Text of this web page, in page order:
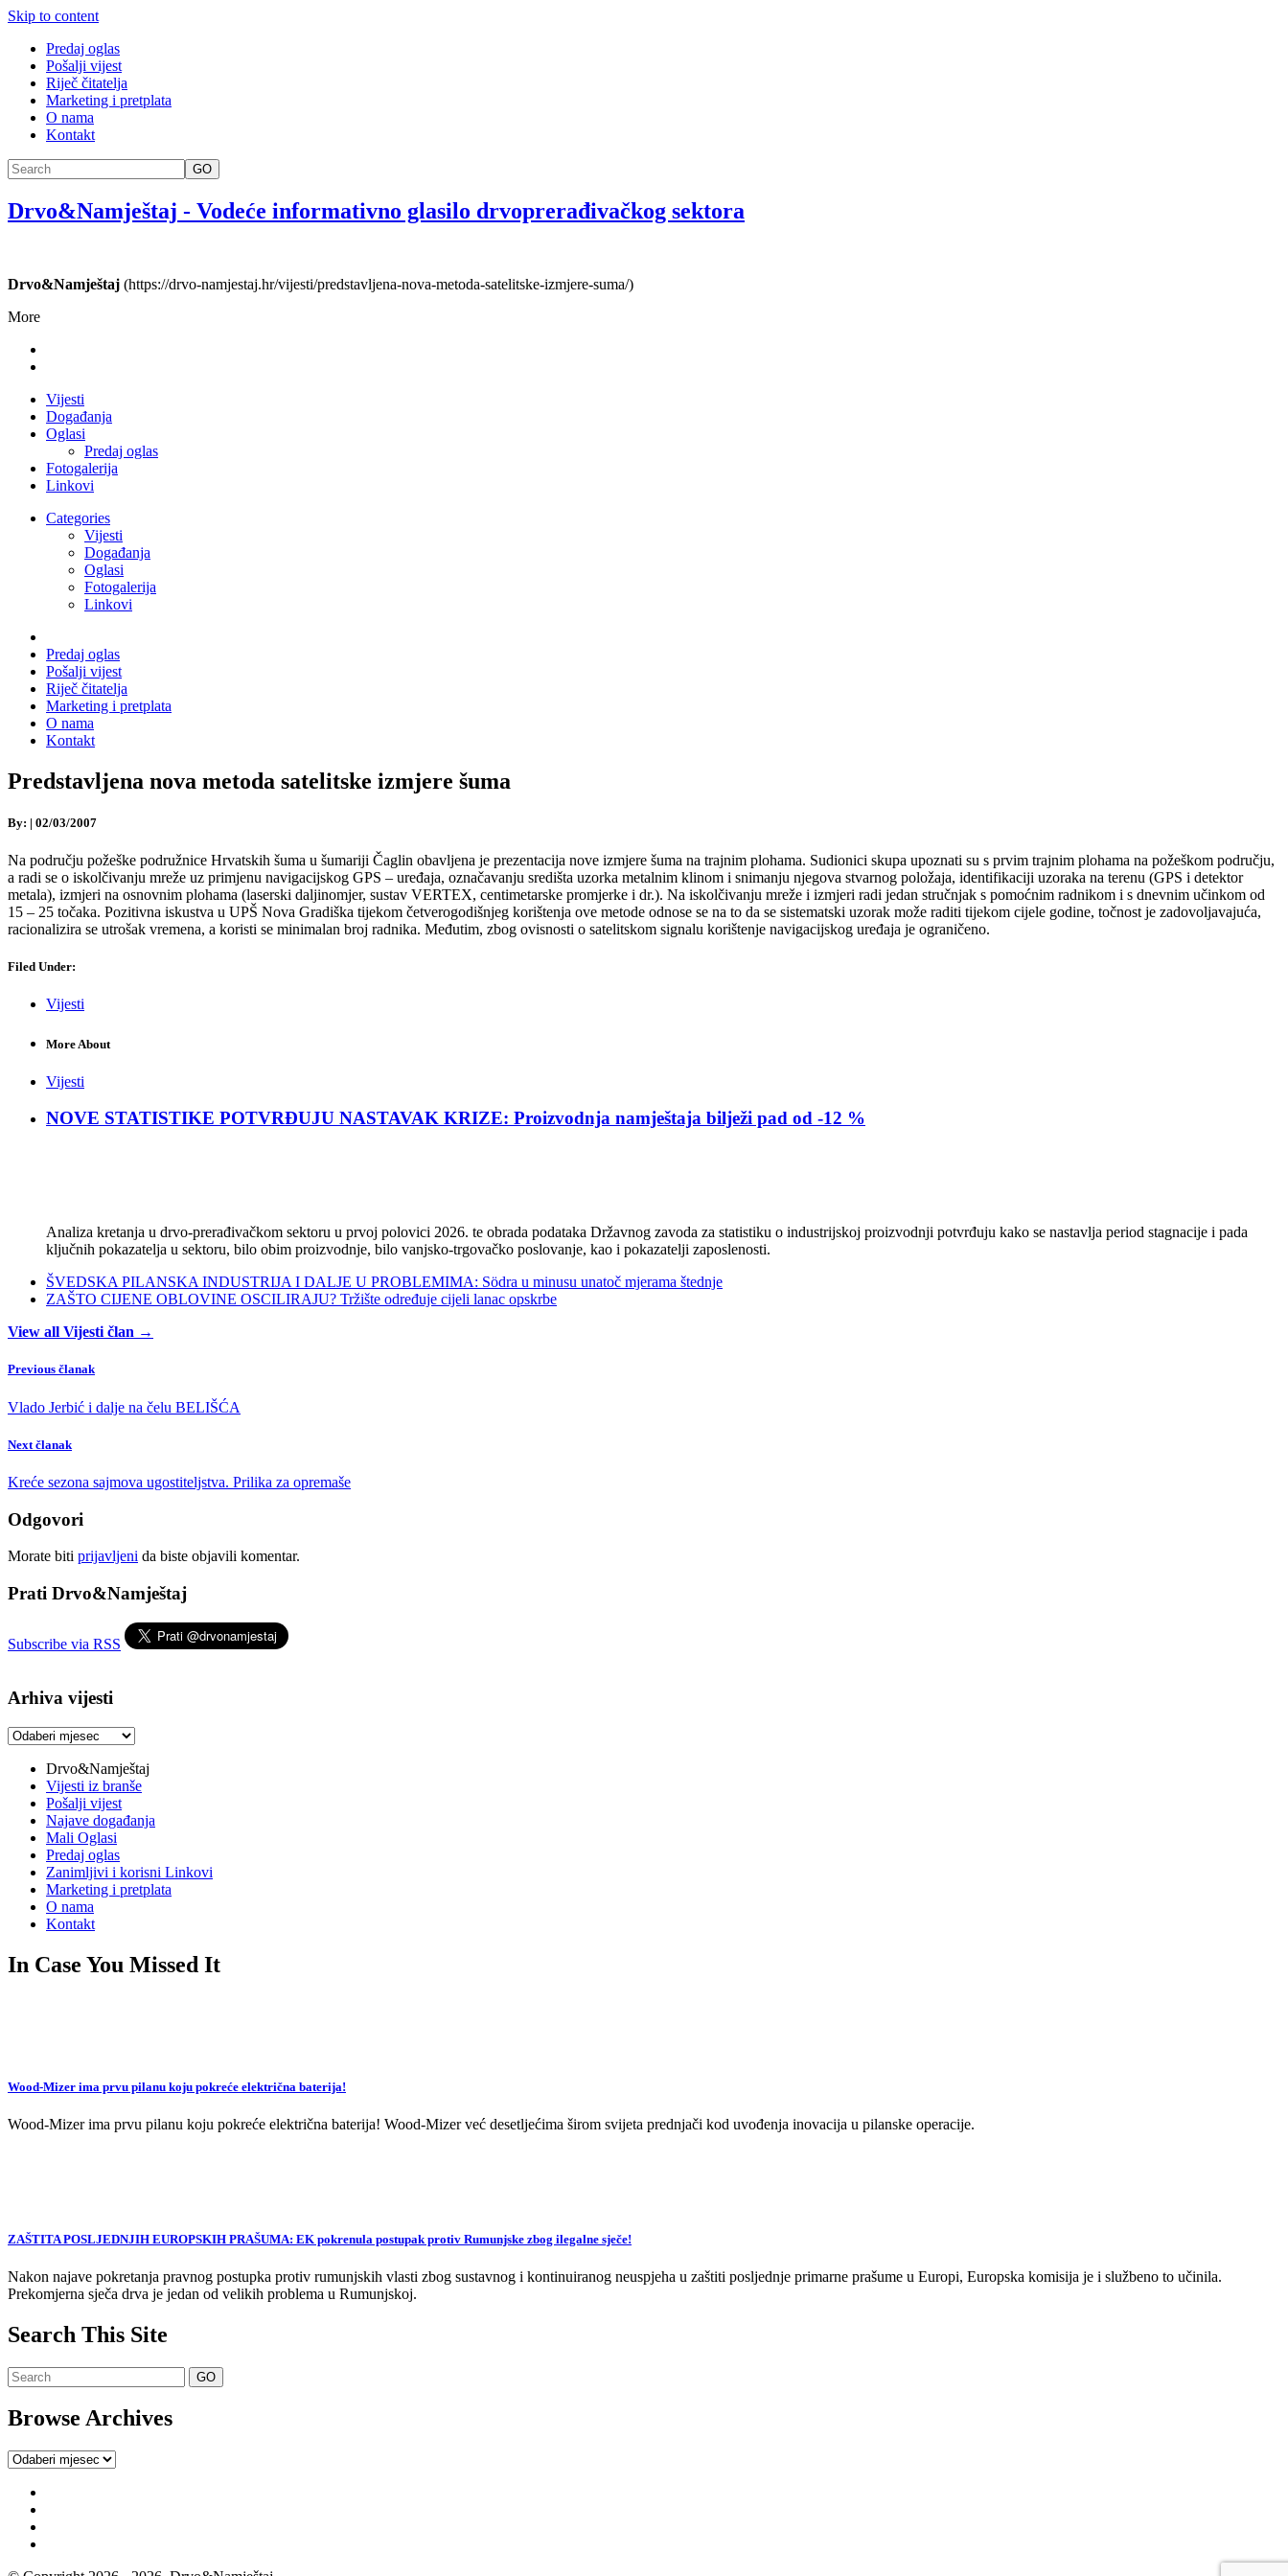
Skip to content
Predaj oglas
Pošalji vijest
Riječ čitatelja
Marketing i pretplata
O nama
Kontakt
GO
Drvo&Namještaj - Vodeće informativno glasilo drvoprerađivačkog sektora
Drvo&Namještaj (https://drvo-namjestaj.hr/vijesti/predstavljena-nova-metoda-satelitske-izmjere-suma/)
More
Vijesti
Događanja
Oglasi
Predaj oglas
Fotogalerija
Linkovi
Categories
Vijesti
Događanja
Oglasi
Fotogalerija
Linkovi
Predaj oglas
Pošalji vijest
Riječ čitatelja
Marketing i pretplata
O nama
Kontakt
Predstavljena nova metoda satelitske izmjere šuma
By: | 02/03/2007
Na području požeške podružnice Hrvatskih šuma u šumariji Čaglin obavljena je prezentacija nove izmjere šuma na trajnim plohama. Sudionici skupa upoznati su s prvim trajnim plohama na požeškom području,
a radi se o iskolčivanju mreže uz primjenu navigacijskog GPS – uređaja, označavanju središta uzorka metalnim klinom i snimanju njegova stvarnog položaja, identifikaciji uzoraka na terenu (GPS i detektor
metala), izmjeri na osnovnim plohama (laserski daljinomjer, sustav VERTEX, centimetarske promjerke i dr.). Na iskolčivanju mreže i izmjeri radi jedan stručnjak s pomoćnim radnikom i s dnevnim učinkom od
15 – 25 točaka. Pozitivna iskustva u UPŠ Nova Gradiška tijekom četverogodišnjeg korištenja ove metode odnose se na to da se sistematski uzorak može raditi tijekom cijele godine, točnost je zadovoljavajuća,
racionalizira se utrošak vremena, a koristi se minimalan broj radnika. Međutim, zbog ovisnosti o satelitskom signalu korištenje navigacijskog uređaja je ograničeno.
Filed Under:
Vijesti
More About
Vijesti
NOVE STATISTIKE POTVRĐUJU NASTAVAK KRIZE: Proizvodnja namještaja bilježi pad od -12 %
Analiza kretanja u drvo-prerađivačkom sektoru u prvoj polovici 2026. te obrada podataka Državnog zavoda za statistiku o industrijskoj proizvodnji potvrđuju kako se nastavlja period stagnacije i pada
ključnih pokazatelja u sektoru, bilo obim proizvodnje, bilo vanjsko-trgovačko poslovanje, kao i pokazatelji zaposlenosti.
ŠVEDSKA PILANSKA INDUSTRIJA I DALJE U PROBLEMIMA: Södra u minusu unatoč mjerama štednje
ZAŠTO CIJENE OBLOVINE OSCILIRAJU? Tržište određuje cijeli lanac opskrbe
View all Vijesti član →
Previous članak
Vlado Jerbić i dalje na čelu BELIŠĆA
Next članak
Kreće sezona sajmova ugostiteljstva. Prilika za opremaše
Odgovori
Morate biti prijavljeni da biste objavili komentar.
Prati Drvo&Namještaj
Subscribe via RSS
Arhiva vijesti
Arhiva
Drvo&Namještaj
Vijesti iz branše
Pošalji vijest
Najave događanja
Mali Oglasi
Predaj oglas
Zanimljivi i korisni Linkovi
Marketing i pretplata
O nama
Kontakt
In Case You Missed It
Wood-Mizer ima prvu pilanu koju pokreće električna baterija!
Wood-Mizer ima prvu pilanu koju pokreće električna baterija! Wood-Mizer već desetljećima širom svijeta prednjači kod uvođenja inovacija u pilanske operacije.
ZAŠTITA POSLJEDNJIH EUROPSKIH PRAŠUMA: EK pokrenula postupak protiv Rumunjske zbog ilegalne sječe!
Nakon najave pokretanja pravnog postupka protiv rumunjskih vlasti zbog sustavnog i kontinuiranog neuspjeha u zaštiti posljednje primarne prašume u Europi, Europska komisija je i službeno to učinila.
Prekomjerna sječa drva je jedan od velikih problema u Rumunjskoj.
Search This Site
Browse Archives
Browse